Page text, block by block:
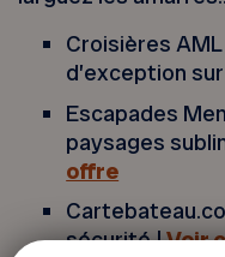
Croisières
d’exception
Escapades
paysages
offre
sécurité |Voir